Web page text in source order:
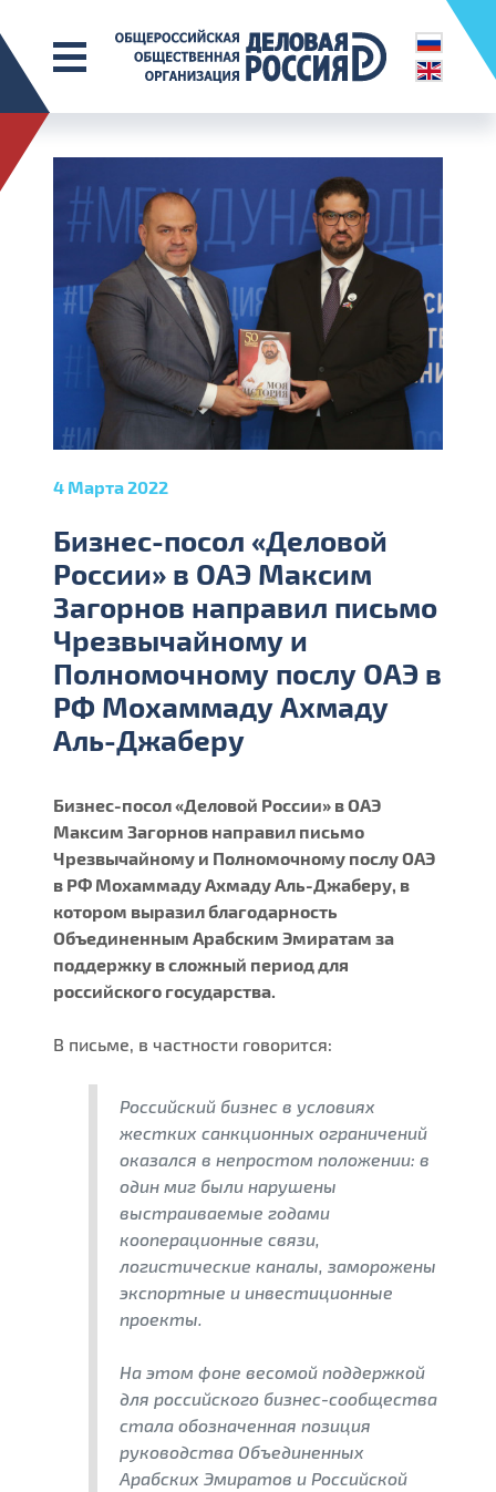
4 Марта 2022
Бизнес-посол «Деловой
России» в ОАЭ Максим
Загорнов направил письмо
Чрезвычайному и
Полномочному послу ОАЭ в
РФ Мохаммаду Ахмаду
Аль-Джаберу
Бизнес-посол «Деловой России» в ОАЭ
Максим Загорнов направил письмо
Чрезвычайному и Полномочному послу ОАЭ
в РФ Мохаммаду Ахмаду Аль-Джаберу, в
котором выразил благодарность
Объединенным Арабским Эмиратам за
поддержку в сложный период для
российского государства.
В письме, в частности говорится:
Российский бизнес в условиях
жестких санкционных ограничений
оказался в непростом положении: в
один миг были нарушены
выстраиваемые годами
кооперационные связи,
логистические каналы, заморожены
экспортные и инвестиционные
проекты.
На этом фоне весомой поддержкой
для российского бизнес-сообщества
стала обозначенная позиция
руководства Объединенных
Арабских Эмиратов и Российской